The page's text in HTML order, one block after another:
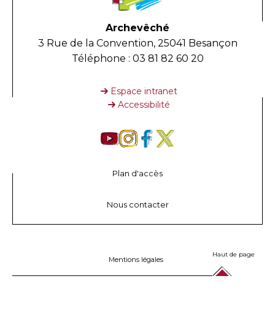
Archevêché
3 Rue de la Convention, 25041 Besançon
Téléphone : 03 81 82 60 20
Espace intranet
Accessibilité
Plan d'accès
Nous contacter
Mentions légales
Haut de page